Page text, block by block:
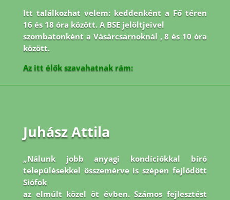
Itt találkozhat velem: keddenként a Fő téren
16 és 18 óra között. A BSE jelöltjeivel
szombatonként a Vásárcsarnoknál , 8 és 10 óra
között.
Az itt élők szavahatnak rám:
Juhász Attila
„Nálunk jobb anyagi kondíciókkal bíró
településekkel összemérve is szépen fejlődött
Siófok
az elmúlt közel öt évben. Számos fejlesztést